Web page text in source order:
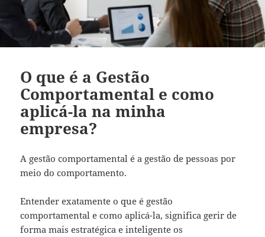
O que é a Gestão
Comportamental e como
aplicá-la na minha
empresa?
A gestão comportamental é a gestão de pessoas por
meio do comportamento.
Entender exatamente o que é gestão
comportamental e como aplicá-la, significa gerir de
forma mais estratégica e inteligente os